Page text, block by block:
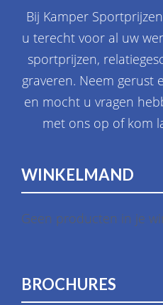
Bij Kamper
u terecht voor al uw
sportprijzen,
graveren. Neem gerust
en mocht u vragen
met ons op of kom
WINKELMAND
Geen producten in je
BROCHURES